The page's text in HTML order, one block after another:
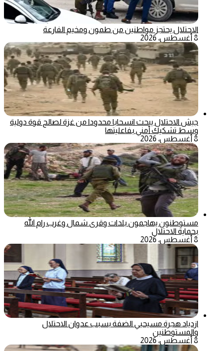
الاحتلال يحتجز مواطنين من طمون ومخيم الفارعة
8 أغسطس، 2026
جيش الاحتلال يبحث انسحابا محدودا من غزة لصالح قوة دولية
وسط تشكيك أمني بفاعليتها
8 أغسطس، 2026
مستوطنون يهاجمون بلدات وقرى شمال وغرب رام الله
بحماية الاحتلال
8 أغسطس، 2026
ازدياد هجرة مسيحيي الضفة بسبب عدوان الاحتلال
والمستوطنين
8 أغسطس، 2026